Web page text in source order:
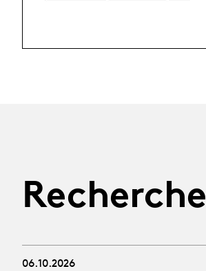
Recherche
06.10.2026